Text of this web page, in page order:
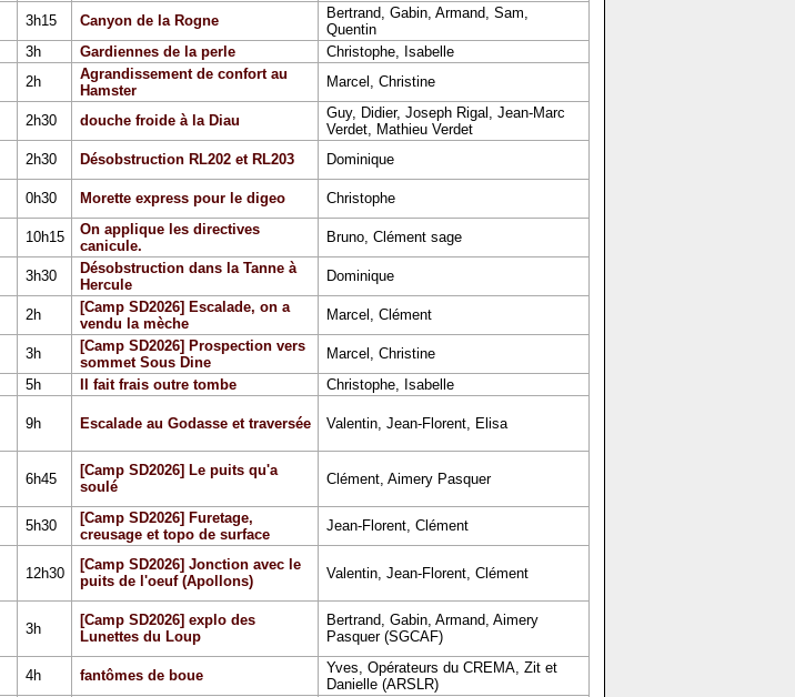
3h15 Canyon de la Rogne
Bertrand, Gabin, Armand, Sam,
Quentin
3h Gardiennes de la perle
Christophe, Isabelle
2h
Agrandissement de confort au
Hamster
Marcel, Christine
2h30 douche froide à la Diau
Guy, Didier, Joseph Rigal, Jean-Marc
Verdet, Mathieu Verdet
2h30 Désobstruction RL202 et RL203
Dominique
0h30 Morette express pour le digeo Christophe
10h15
On applique les directives
canicule.
Bruno, Clément sage
3h30
Désobstruction dans la Tanne à
Hercule
Dominique
2h
[Camp SD2026] Escalade, on a
vendu la mèche
Marcel, Clément
3h
[Camp SD2026] Prospection vers
sommet Sous Dine
Marcel, Christine
5h Il fait frais outre tombe
Christophe, Isabelle
9h Escalade au Godasse et traversée Valentin, Jean-Florent, Elisa
6h45
[Camp SD2026] Le puits qu'a
soulé
Clément, Aimery Pasquer
5h30
[Camp SD2026] Furetage,
creusage et topo de surface
Jean-Florent, Clément
12h30
[Camp SD2026] Jonction avec le
puits de l'oeuf (Apollons)
Valentin, Jean-Florent, Clément
3h
[Camp SD2026] explo des
Lunettes du Loup
Bertrand, Gabin, Armand, Aimery
Pasquer (SGCAF)
4h fantômes de boue
Yves, Opérateurs du CREMA, Zit et
Danielle (ARSLR)